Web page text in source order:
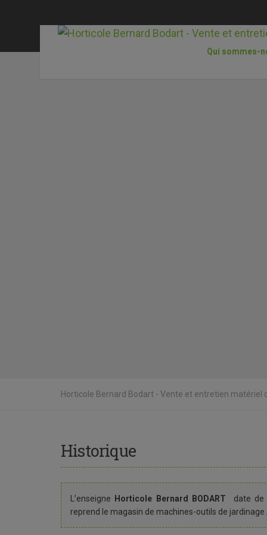
Qui sommes-
Horticole Bernard Bodart - Vente et entretien matériel
Historique
L’enseigne Horticole Bernard BODART date
reprend le magasin de machines-outils de